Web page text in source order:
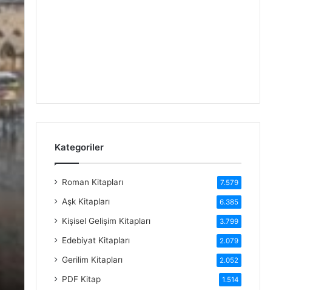
Kategoriler
Roman Kitapları 7.579
Aşk Kitapları 6.385
Kişisel Gelişim Kitapları 3.799
Edebiyat Kitapları 2.079
Gerilim Kitapları 2.052
PDF Kitap 1.514